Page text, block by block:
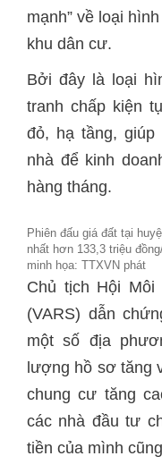
mạnh” về loại
khu dân cư.
Bởi đây là loại
tranh chấp kiện
đỏ, hạ tầng,
nhà để kinh
hàng tháng.
Phiên đấu giá đất tại
nhất hơn 133,3 triệu
minh họa: TTXVN phát
Chủ tịch Hội
(VARS) dẫn
một số địa
lượng hồ sơ tăng
chung cư tăng
các nhà đầu tư
tiền của mình